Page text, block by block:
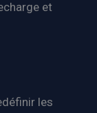
et
les